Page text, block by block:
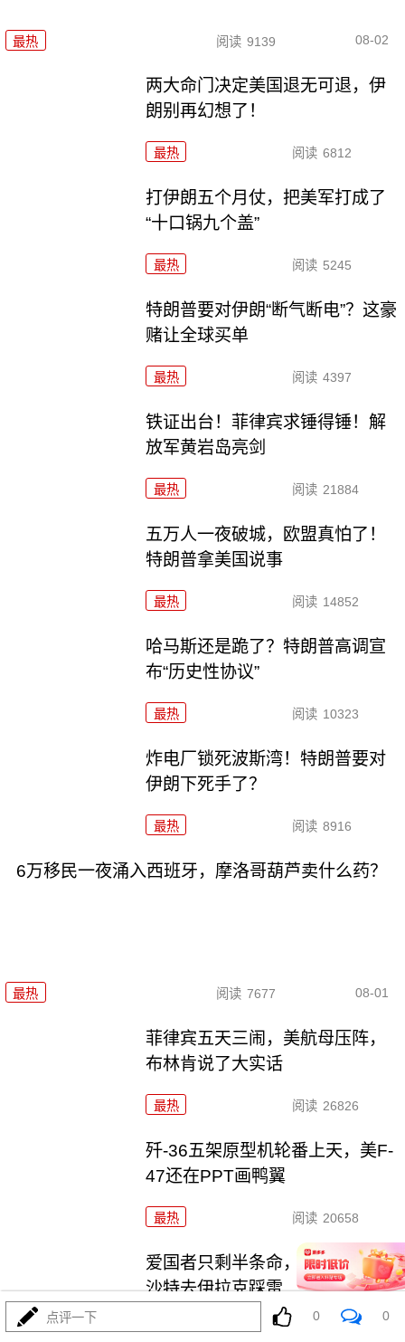
最热 阅读 9139 08-02
两大命门决定美国退无可退，伊
朗别再幻想了！
最热 阅读 6812
打伊朗五个月仗，把美军打成了
“十口锅九个盖”
最热 阅读 5245
特朗普要对伊朗“断气断电”？这豪
赌让全球买单
最热 阅读 4397
铁证出台！菲律宾求锤得锤！解
放军黄岩岛亮剑
最热 阅读 21884
五万人一夜破城，欧盟真怕了！
特朗普拿美国说事
最热 阅读 14852
哈马斯还是跪了？特朗普高调宣
布“历史性协议”
最热 阅读 10323
炸电厂锁死波斯湾！特朗普要对
伊朗下死手了？
最热 阅读 8916
6万移民一夜涌入西班牙，摩洛哥葫芦卖什么药？
最热 阅读 7677 08-01
菲律宾五天三闹，美航母压阵，
布林肯说了大实话
最热 阅读 26826
歼-36五架原型机轮番上天，美F-
47还在PPT画鸭翼
最热 阅读 20658
爱国者只剩半条命，美军却拉着
沙特去伊拉克踩雷
最热
点评一下 0 0